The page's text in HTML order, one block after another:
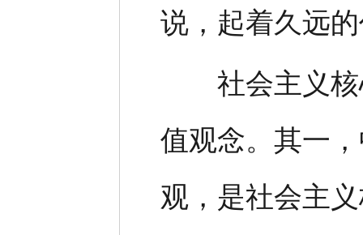
说，起着久远
社会主义核
值观念。其一
观，是社会主